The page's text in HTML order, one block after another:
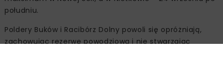
południu.
Poldery Buków i Racibórz Dolny powoli się opróżniają,
zachowując rezerwę powodziową i nie stwarzając